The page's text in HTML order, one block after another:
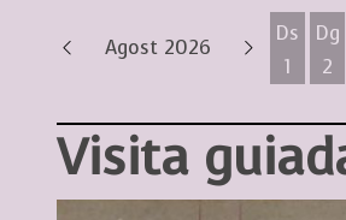
Agost 2026
Ds
1
Dg
2
Visita